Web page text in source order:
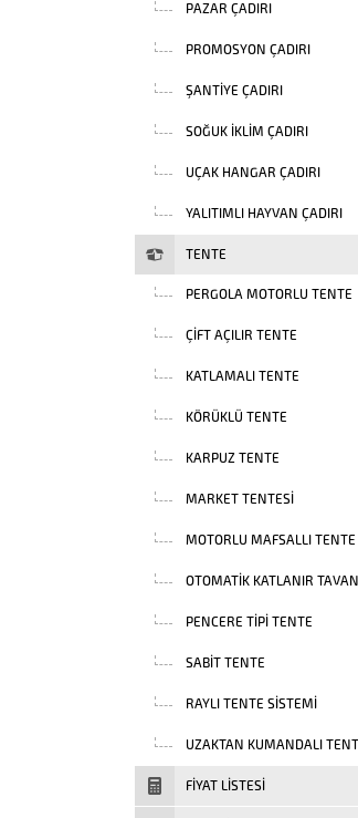
PAZAR ÇADIRI
PROMOSYON ÇADIRI
ŞANTIYE ÇADIRI
SOĞUK İKLIM ÇADIRI
UÇAK HANGAR ÇADIRI
YALITIMLI HAYVAN ÇADIRI
TENTE
PERGOLA MOTORLU TENTE
ÇIFT AÇILIR TENTE
KATLAMALI TENTE
KÖRÜKLÜ TENTE
KARPUZ TENTE
MARKET TENTESI
MOTORLU MAFSALLI TENTE
OTOMATIK KATLANIR TAVAN
PENCERE TIPI TENTE
SABIT TENTE
RAYLI TENTE SISTEMI
UZAKTAN KUMANDALI
FIYAT LISTESI